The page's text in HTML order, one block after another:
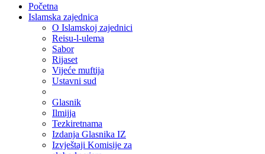
Početna
Islamska zajednica
O Islamskoj zajednici
Reisu-l-ulema
Sabor
Rijaset
Vijeće muftija
Ustavni sud
Glasnik
Ilmijja
Tezkiretnama
Izdanja Glasnika IZ
Izvještaji Komisije za